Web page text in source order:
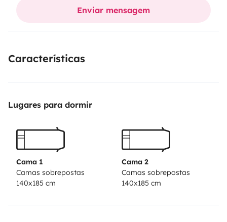
Lista para disfrutar!Enviar mensagem
Características
Lugares para dormir
Cama 1
Camas sobrepostas
140x185 cm
Cama 2
Camas sobrepostas
140x185 cm